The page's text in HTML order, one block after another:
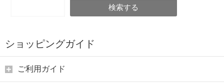
検索する
ショッピングガイド
ご利用ガイド